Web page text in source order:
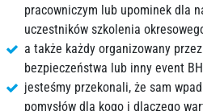
pracowniczym lub upominek dla
uczestników szkolenia
a także każdy organizowany
bezpieczeństwa lub inny event
jesteśmy przekonali, że sam
pomysłów dla kogo i dlaczego